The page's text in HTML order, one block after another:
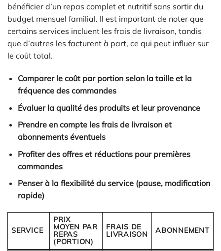
bénéficier d’un repas complet et nutritif sans sortir du
budget mensuel familial. Il est important de noter que
certains services incluent les frais de livraison, tandis
que d’autres les facturent à part, ce qui peut influer sur
le coût total.
Comparer le coût par portion selon la taille et la
fréquence des commandes
Évaluer la qualité des produits et leur provenance
Prendre en compte les frais de livraison et
abonnements éventuels
Profiter des offres et réductions pour premières
commandes
Penser à la flexibilité du service (pause, modification
rapide)
SERVICE
PRIX
MOYEN PAR
REPAS
(PORTION)
FRAIS DE
LIVRAISON
ABONNEMENT